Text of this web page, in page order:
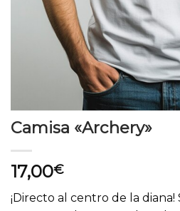
Camisa «Archery»
17,00€
¡Directo al centro de la diana!